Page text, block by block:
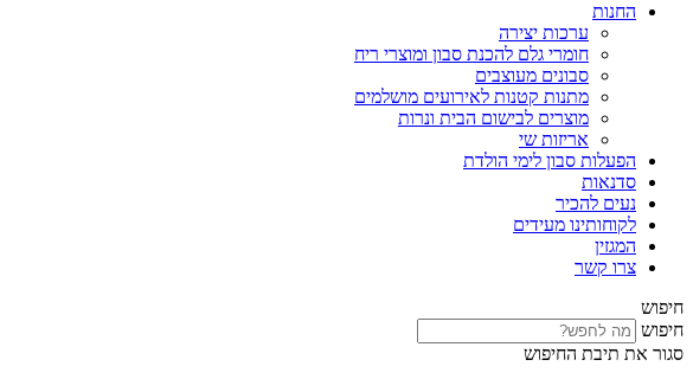
החנות
ערכות יצירה
חומרי גלם להכנת סבון ומוצרי ריח
סבונים מעוצבים
מתנות קטנות לאירועים מושלמים
מוצרים לבישום הבית ונרות
אריזות שי
הפעלות סבון לימי הולדת
סדנאות
נעים להכיר
לקוחותינו מעידים
המגזין
צרו קשר
חיפוש
חיפוש
סגור את תיבת החיפוש